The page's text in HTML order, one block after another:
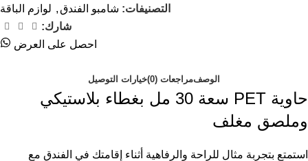
التصنيفات: شامبو الفندق , لوازم الباقة
شارك:
احصل على العرض
الوصفمراجعات (0) خيارات التوصيل
حاوية PET سعة 30 مل بغطاء بلاستيكي
وملصق مغلف
استمتع بتجربة مثال للراحة والرفاهية أثناء إقامتك في الفندق مع